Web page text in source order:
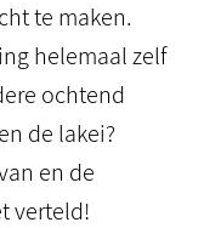
te maken.
helemaal zelf
ochtend
de lakei?
en de
verteld!